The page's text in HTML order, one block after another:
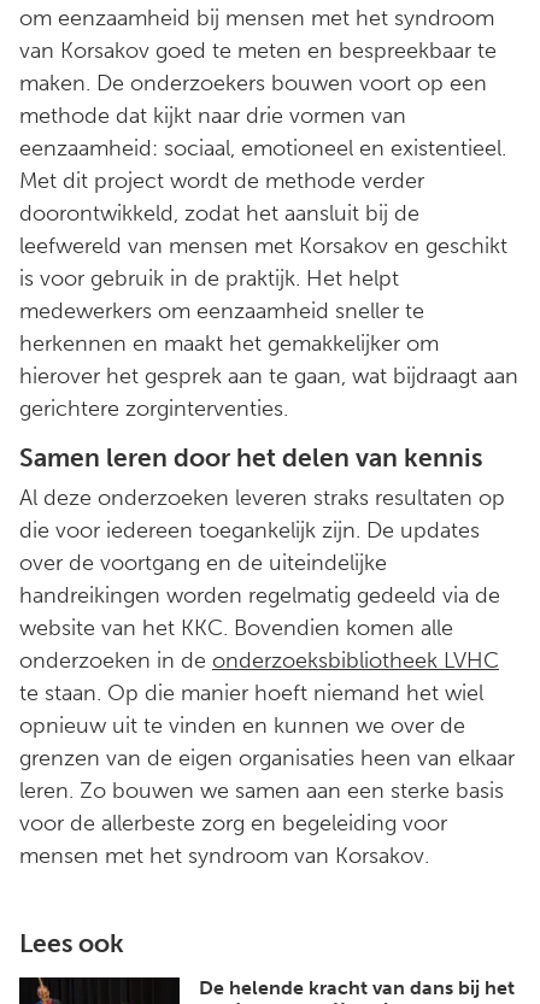
om eenzaamheid bij mensen met het syndroom
van Korsakov goed te meten en bespreekbaar te
maken. De onderzoekers bouwen voort op een
methode dat kijkt naar drie vormen van
eenzaamheid: sociaal, emotioneel en existentieel.
Met dit project wordt de methode verder
doorontwikkeld, zodat het aansluit bij de
leefwereld van mensen met Korsakov en geschikt
is voor gebruik in de praktijk. Het helpt
medewerkers om eenzaamheid sneller te
herkennen en maakt het gemakkelijker om
hierover het gesprek aan te gaan, wat bijdraagt aan
gerichtere zorginterventies.
Samen leren door het delen van kennis
Al deze onderzoeken leveren straks resultaten op
die voor iedereen toegankelijk zijn. De updates
over de voortgang en de uiteindelijke
handreikingen worden regelmatig gedeeld via de
website van het KKC. Bovendien komen alle
onderzoeken in de onderzoeksbibliotheek LVHC
te staan. Op die manier hoeft niemand het wiel
opnieuw uit te vinden en kunnen we over de
grenzen van de eigen organisaties heen van elkaar
leren. Zo bouwen we samen aan een sterke basis
voor de allerbeste zorg en begeleiding voor
mensen met het syndroom van Korsakov.
Lees ook
De helende kracht van dans bij het